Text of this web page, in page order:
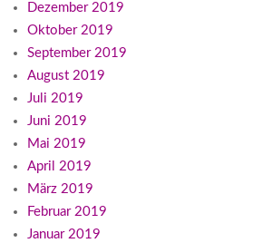
Dezember 2019
Oktober 2019
September 2019
August 2019
Juli 2019
Juni 2019
Mai 2019
April 2019
März 2019
Februar 2019
Januar 2019